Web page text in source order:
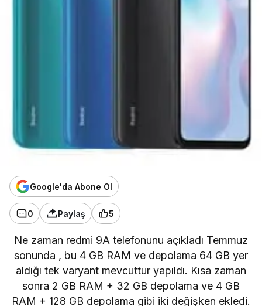
Google'da Abone Ol
0 Paylaş 5
Ne zaman redmi 9A telefonunu açıkladı Temmuz
sonunda , bu 4 GB RAM ve depolama 64 GB yer
aldığı tek varyant mevcuttur yapıldı. Kısa zaman
sonra 2 GB RAM + 32 GB depolama ve 4 GB
RAM + 128 GB depolama gibi iki değişken ekledi.